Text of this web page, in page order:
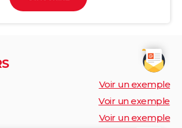
Voir un exemple
Voir un exemple
Voir un exemple